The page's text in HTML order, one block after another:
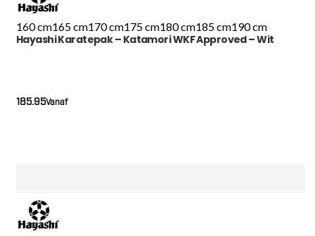
160 cm165 cm170 cm175 cm180 cm185 cm190 cm
Hayashi Karatepak – Katamori WKF Approved – Wit
Vanaf
185.95